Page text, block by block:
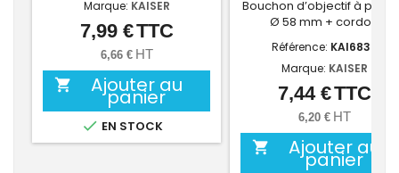
Marque: KAISER
Prix
7,99 €TTC
6,66 € HT
 Ajouter au
panier
 EN STOCK
Bouchon d’objectif à
Ø 58 mm + cordon
Référence: KAI6836
Marque: KAISER
Prix
7,44 €TTC
6,20 € HT
 Ajouter au
panier